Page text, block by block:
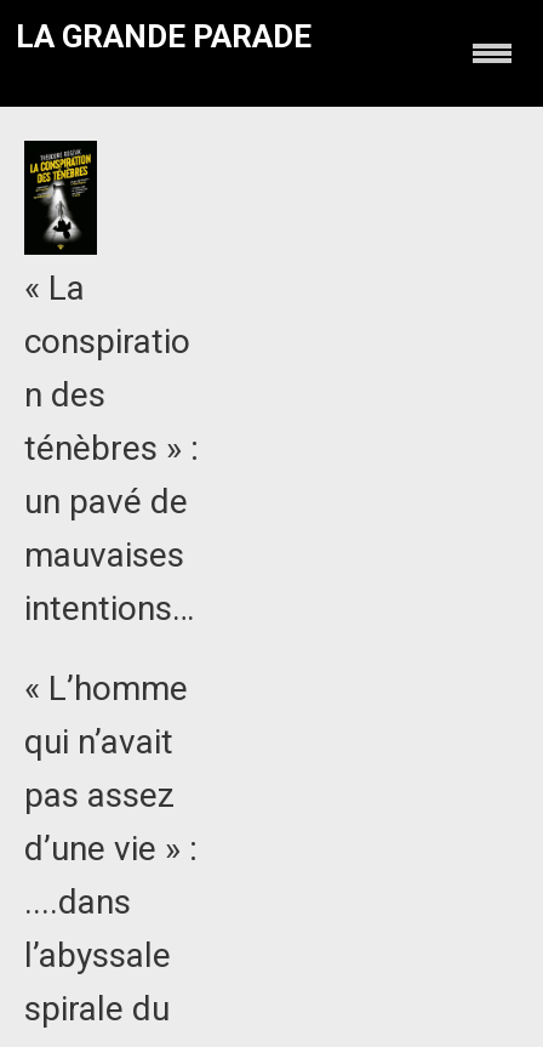
LA GRANDE PARADE
« La
conspiratio
n des
ténèbres » :
un pavé de
mauvaises
intentions…
« L’homme
qui n’avait
pas assez
d’une vie » :
....dans
l’abyssale
spirale du